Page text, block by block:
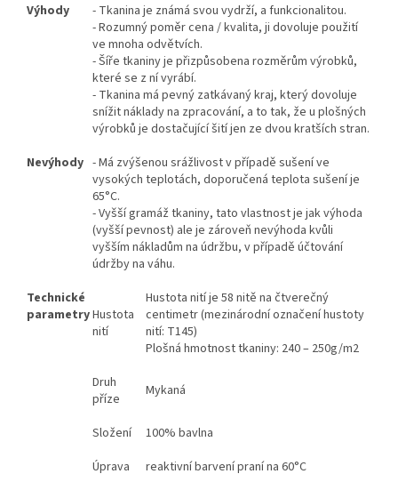
Výhody
- Tkanina je známá svou vydrží, a funkcionalitou.
- Rozumný poměr cena / kvalita, ji dovoluje použití
ve mnoha odvětvích.
- Šíře tkaniny je přizpůsobena rozměrům výrobků,
které se z ní vyrábí.
- Tkanina má pevný zatkávaný kraj, který dovoluje
snížit náklady na zpracování, a to tak, že u plošných
výrobků je dostačující šití jen ze dvou kratších stran.
Nevýhody - Má zvýšenou srážlivost v případě sušení ve
vysokých teplotách, doporučená teplota sušení je
65°C.
- Vyšší gramáž tkaniny, tato vlastnost je jak výhoda
(vyšší pevnost) ale je zároveň nevýhoda kvůli
vyšším nákladům na údržbu, v případě účtování
údržby na váhu.
Technické
parametryHustota
nití
Hustota nití je 58 nitě na čtverečný
centimetr (mezinárodní označení hustoty
nití: T145)
Plošná hmotnost tkaniny: 240 – 250g/m2
Druh
příze
Mykaná
Složení
100% bavlna
Úprava
reaktivní barvení praní na 60°C